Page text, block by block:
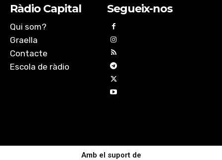
Ràdio Capital
Qui som?
Graella
Contacte
Escola de ràdio
Segueix-nos
Amb el suport de